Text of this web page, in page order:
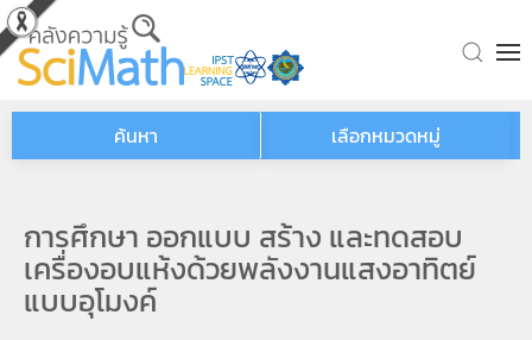
Skip to main content
ค้นหา เลือกหมวดหมู่
การศึกษา ออกแบบ สร้าง และทดสอบ
เครื่องอบแห้งด้วยพลังงานแสงอาทิตย์
แบบอุโมงค์